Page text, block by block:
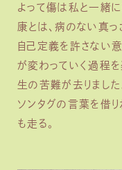
よって傷は私と一緒
康とは、病のない真っ
自己定義を許さない
が変わっていく過程
生の苦難が去りました
ソンタグの言葉を借
も走る。